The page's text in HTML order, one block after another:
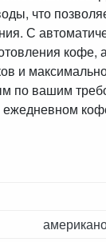
что
С
кофе,
и
по вашим